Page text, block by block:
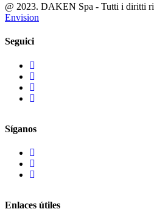
@ 2023. DAKEN Spa - Tutti i diritti
Envision
Seguici
Síganos
Enlaces útiles